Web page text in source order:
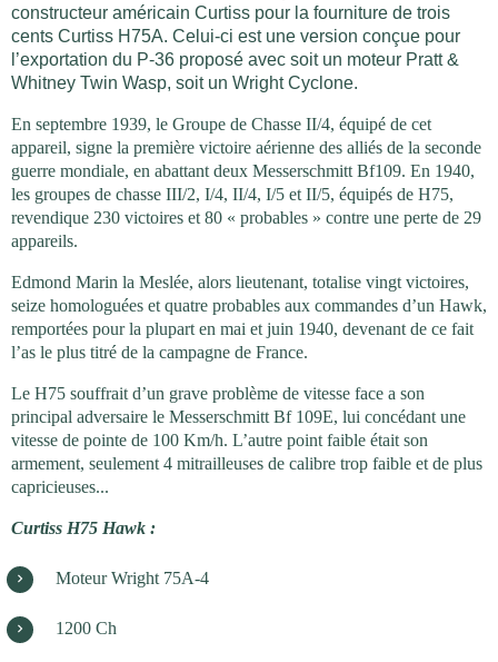
constructeur américain Curtiss pour la fourniture de trois
cents Curtiss H75A. Celui-ci est une version conçue pour
l’exportation du P-36 proposé avec soit un moteur Pratt &
Whitney Twin Wasp, soit un Wright Cyclone.
En septembre 1939, le Groupe de Chasse II/4, équipé de cet
appareil, signe la première victoire aérienne des alliés de la seconde
guerre mondiale, en abattant deux Messerschmitt Bf109. En 1940,
les groupes de chasse III/2, I/4, II/4, I/5 et II/5, équipés de H75,
revendique 230 victoires et 80 « probables » contre une perte de 29
appareils.
Edmond Marin la Meslée, alors lieutenant, totalise vingt victoires,
seize homologuées et quatre probables aux commandes d’un Hawk,
remportées pour la plupart en mai et juin 1940, devenant de ce fait
l’as le plus titré de la campagne de France.
Le H75 souffrait d’un grave problème de vitesse face a son
principal adversaire le Messerschmitt Bf 109E, lui concédant une
vitesse de pointe de 100 Km/h. L’autre point faible était son
armement, seulement 4 mitrailleuses de calibre trop faible et de plus
capricieuses...
Curtiss H75 Hawk :
Moteur Wright 75A-4
1200 Ch